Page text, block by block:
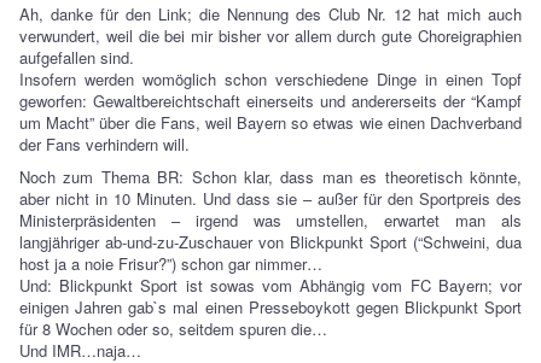
Ah, danke für den Link; die Nennung des Club Nr. 12 hat mich auch
verwundert, weil die bei mir bisher vor allem durch gute Choreigraphien
aufgefallen sind.
Insofern werden womöglich schon verschiedene Dinge in einen Topf
geworfen: Gewaltbereichtschaft einerseits und andererseits der “Kampf
um Macht” über die Fans, weil Bayern so etwas wie einen Dachverband
der Fans verhindern will.
Noch zum Thema BR: Schon klar, dass man es theoretisch könnte,
aber nicht in 10 Minuten. Und dass sie – außer für den Sportpreis des
Ministerpräsidenten – irgend was umstellen, erwartet man als
langjähriger ab-und-zu-Zuschauer von Blickpunkt Sport (“Schweini, dua
host ja a noie Frisur?”) schon gar nimmer…
Und: Blickpunkt Sport ist sowas vom Abhängig vom FC Bayern; vor
einigen Jahren gab`s mal einen Presseboykott gegen Blickpunkt Sport
für 8 Wochen oder so, seitdem spuren die…
Und IMR…naja…